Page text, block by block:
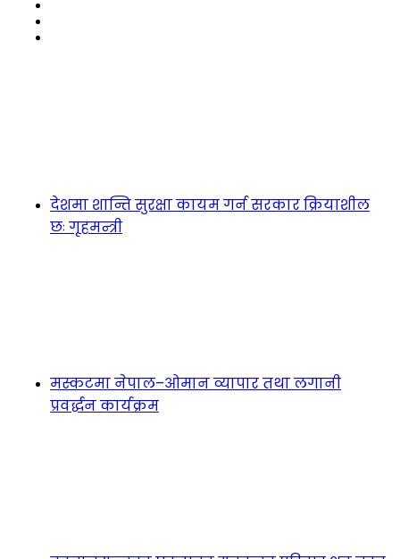
देशमा शान्ति सुरक्षा कायम गर्न सरकार क्रियाशील
छः गृहमन्त्री
मस्कटमा नेपाल–ओमान व्यापार तथा लगानी
प्रवर्द्धन कार्यक्रम